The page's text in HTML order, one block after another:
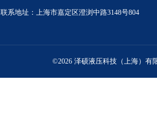
联系地址：上海市嘉定区澄浏中路3148号804
©2026 泽硕液压科技（上海）有